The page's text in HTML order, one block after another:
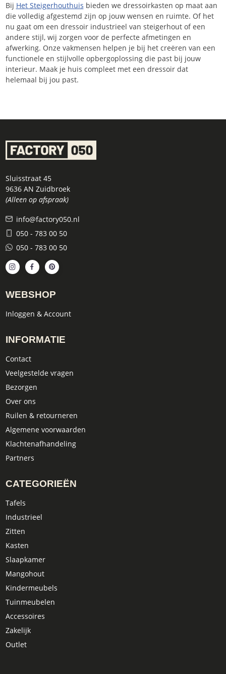
Bij Het Steigerhouthuis bieden we dressoirkasten op maat aan
die volledig afgestemd zijn op jouw wensen en ruimte. Of het
nu gaat om een dressoir industrieel van steigerhout of een
andere stijl, wij zorgen voor de perfecte afmetingen en
afwerking. Onze vakmensen helpen je bij het creëren van een
functionele en stijlvolle opbergoplossing die past bij jouw
interieur. Maak je huis compleet met een dressoir dat
helemaal bij jou past.
Sluisstraat 45
9636 AN Zuidbroek
(Alleen op afspraak)
info@factory050.nl
050 - 783 00 50
050 - 783 00 50
WEBSHOP
Inloggen & Account
INFORMATIE
Contact
Veelgestelde vragen
Bezorgen
Over ons
Ruilen & retourneren
Algemene voorwaarden
Klachtenafhandeling
Partners
CATEGORIEËN
Tafels
Industrieel
Zitten
Kasten
Slaapkamer
Mangohout
Kindermeubels
Tuinmeubelen
Accessoires
Zakelijk
Outlet